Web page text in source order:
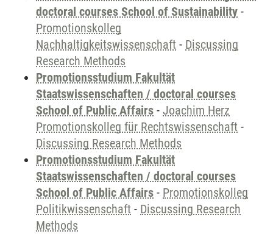
doctoral courses School of Sustainability -
Promotionskolleg
Nachhaltigkeitswissenschaft - Discussing
Research Methods
Promotionsstudium Fakultät
Staatswissenschaften / doctoral courses
School of Public Affairs - Joachim Herz
Promotionskolleg für Rechtswissenschaft -
Discussing Research Methods
Promotionsstudium Fakultät
Staatswissenschaften / doctoral courses
School of Public Affairs - Promotionskolleg
Politikwissenschaft - Discussing Research
Methods